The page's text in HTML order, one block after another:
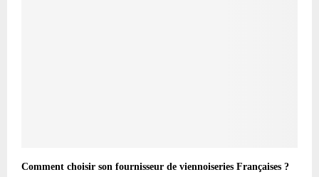
Comment choisir son fournisseur de viennoiseries Françaises ?